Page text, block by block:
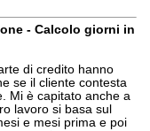
- Calcolo giorni in
di credito hanno
se il cliente contesta
Mi è capitato anche a
lavoro si basa sul
e mesi prima e poi